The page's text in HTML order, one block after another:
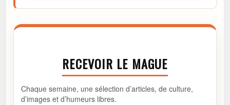
RECEVOIR LE MAGUE
Chaque semaine, une sélection d’articles, de culture,
d’images et d’humeurs libres.